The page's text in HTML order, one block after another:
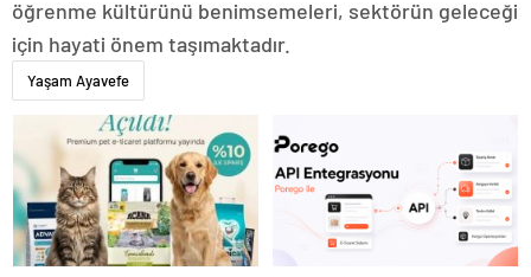
öğrenme kültürünü benimsemeleri, sektörün geleceği
için hayati önem taşımaktadır.
Yaşam Ayavefe